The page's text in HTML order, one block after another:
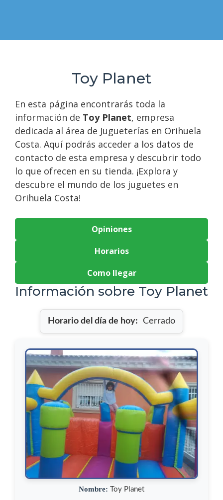
Toy Planet
En esta página encontrarás toda la
información de Toy Planet, empresa
dedicada al área de Jugueterías en Orihuela
Costa. Aquí podrás acceder a los datos de
contacto de esta empresa y descubrir todo
lo que ofrecen en su tienda. ¡Explora y
descubre el mundo de los juguetes en
Orihuela Costa!
Opiniones
Horarios
Como llegar
Información sobre Toy Planet
Horario del día de hoy: Cerrado
Nombre: Toy Planet